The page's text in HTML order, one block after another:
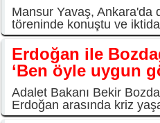
Mansur Yavaş, Ankara'da
töreninde konuştu ve
Erdoğan ile
‘Ben öyle uygun
Adalet Bakanı Bekir
Erdoğan arasında kriz